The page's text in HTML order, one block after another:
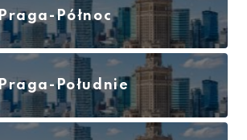
Praga-Północ
Praga-Południe